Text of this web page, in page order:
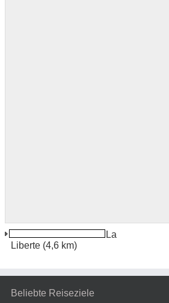
Douala Boulevard De La
Liberte (4,6 km)
Beliebte Reiseziele